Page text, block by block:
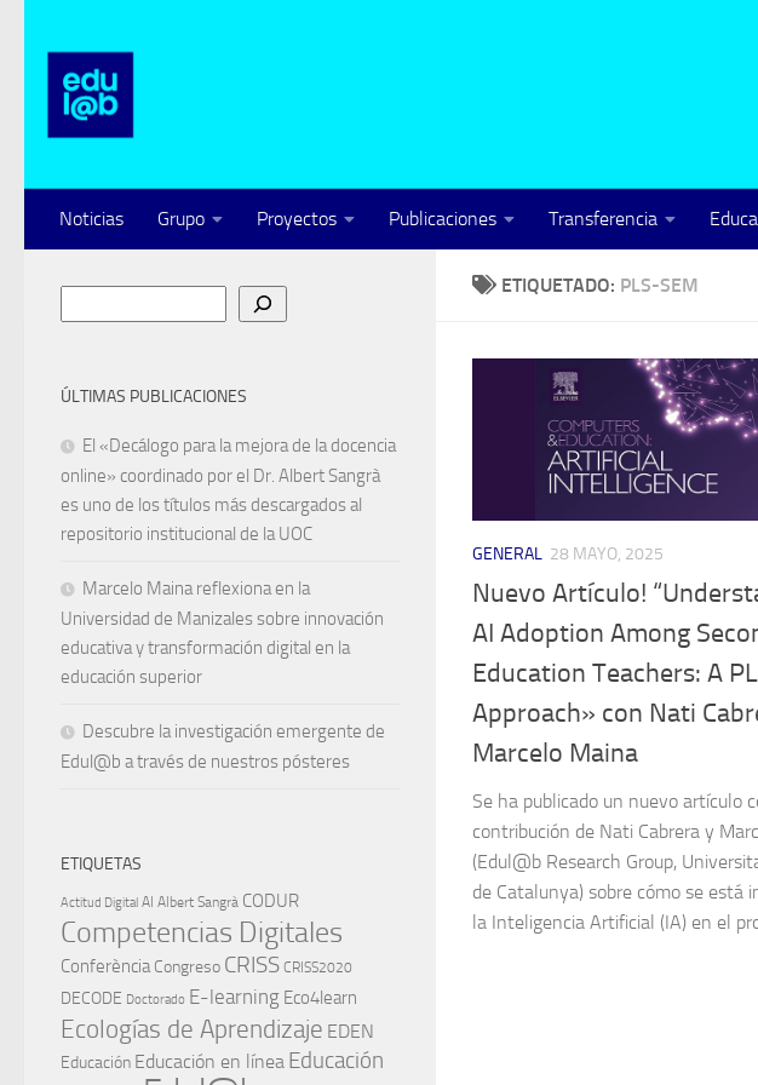
Noticias Grupo Proyectos Publicaciones Transferencia
ETIQUETADO: PLS-SEM
GENERAL 28 MAYO, 2025
Nuevo Artículo!
AI Adoption Among
Education Teachers: A
Approach» con Nati
Marcelo Maina
Se ha publicado un nuevo artículo
contribución de Nati Cabrera y
(Edul@b Research Group,
de Catalunya) sobre cómo se está
la Inteligencia Artificial (IA) en el
ÚLTIMAS PUBLICACIONES
El «Decálogo para la mejora de la docencia
online» coordinado por el Dr. Albert Sangrà
es uno de los títulos más descargados al
repositorio institucional de la UOC
Marcelo Maina reflexiona en la
Universidad de Manizales sobre innovación
educativa y transformación digital en la
educación superior
Descubre la investigación emergente de
Edul@b a través de nuestros pósteres
ETIQUETAS
Actitud Digital AI Albert Sangrà CODUR
Competencias Digitales
Conferència Congreso CRISS CRISS2020
DECODE Doctorado E-learning Eco4learn
Ecologías de Aprendizaje EDEN
Educación Educación en línea Educación